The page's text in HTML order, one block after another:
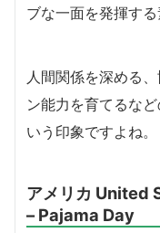
ブな一面を発揮す
人間関係を深める
ン能力を育てるな
いう印象ですよね。
アメリカ United
– Pajama Day